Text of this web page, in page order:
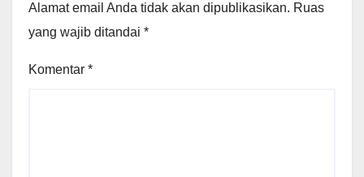
Alamat email Anda tidak akan dipublikasikan. Ruas
yang wajib ditandai *
Komentar *